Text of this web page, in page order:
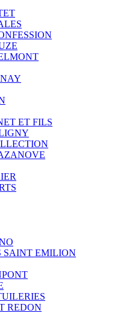
ET FILS
SAINT EMILION
REDON